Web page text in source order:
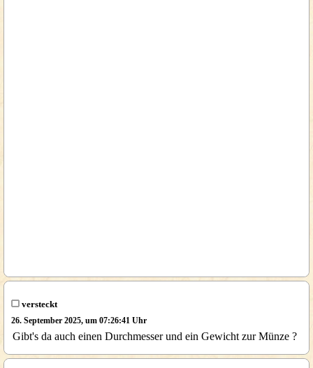
versteckt
26. September 2025, um 07:26:41 Uhr
Gibt's da auch einen Durchmesser und ein Gewicht zur Münze ?